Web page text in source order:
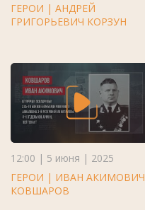
ГЕРОИ | АНДРЕЙ
ГРИГОРЬЕВИЧ КОРЗУН
12:00 | 5 июня | 2025
ГЕРОИ | ИВАН АКИМОВИЧ
КОВШАРОВ